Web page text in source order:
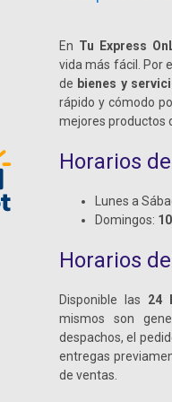
En Tu Express
vida más fácil. Por
de bienes y
rápido y cómodo
mejores productos
Horarios
Lunes a
Domingos:
Horarios
Disponible las 24
mismos son
despachos, el
entregas
de ventas.